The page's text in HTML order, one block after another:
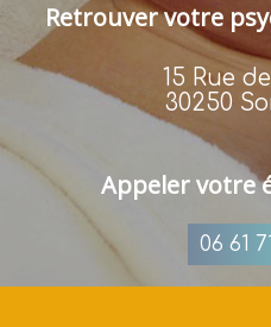
Retrouver votre
15 Rue
30250
Appeler votre
06 61